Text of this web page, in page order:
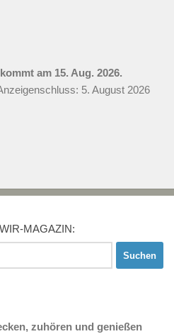
am 15. Aug. 2026.
5. August 2026
MAGAZIN:
zuhören und genießen